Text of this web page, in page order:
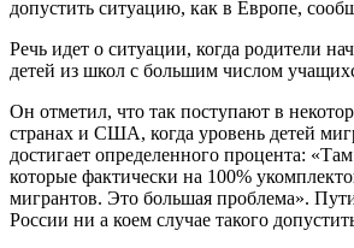
допустить ситуацию, как в Европе,
Речь идет о ситуации, когда родители
детей из школ с большим числом
Он отметил, что так поступают в
странах и США, когда уровень детей
достигает определенного процента:
которые фактически на 100%
мигрантов. Это большая проблема».
России ни а коем случае такого